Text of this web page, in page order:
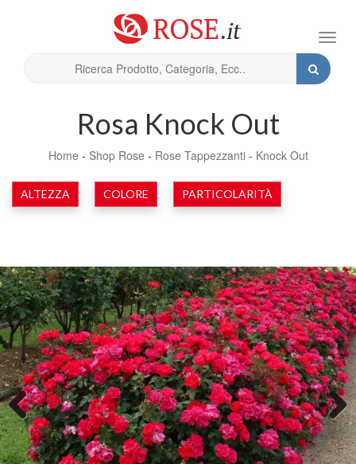
Rosa Knock Out
Home - Shop Rose - Rose Tappezzanti - Knock Out
ALTEZZA COLORE PARTICOLARITÀ
Previous Next